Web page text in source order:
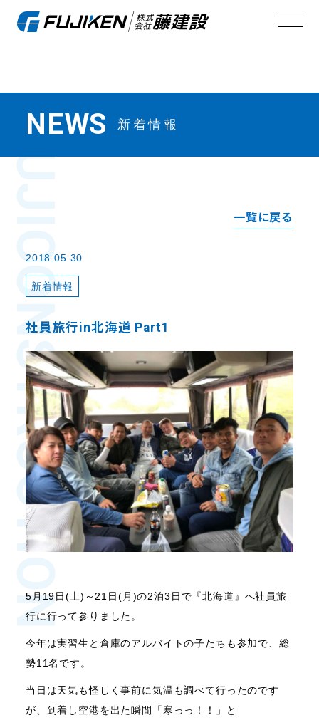
FUJI
CONSTRUCTION
NEWS 新着情報
一覧に戻る
2018.05.30
新着情報
社員旅行in北海道 Part1
5月19日(土)～21日(月)の2泊3日で『北海道』へ社員旅
行に行って参りました。
今年は実習生と倉庫のアルバイトの子たちも参加で、総
勢11名です。
当日は天気も怪しく事前に気温も調べて行ったのです
が、到着し空港を出た瞬間「寒っっ！！」と